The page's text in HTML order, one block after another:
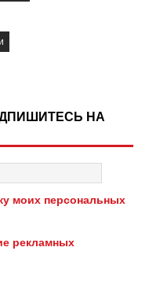
НА
моих персональных
рекламных